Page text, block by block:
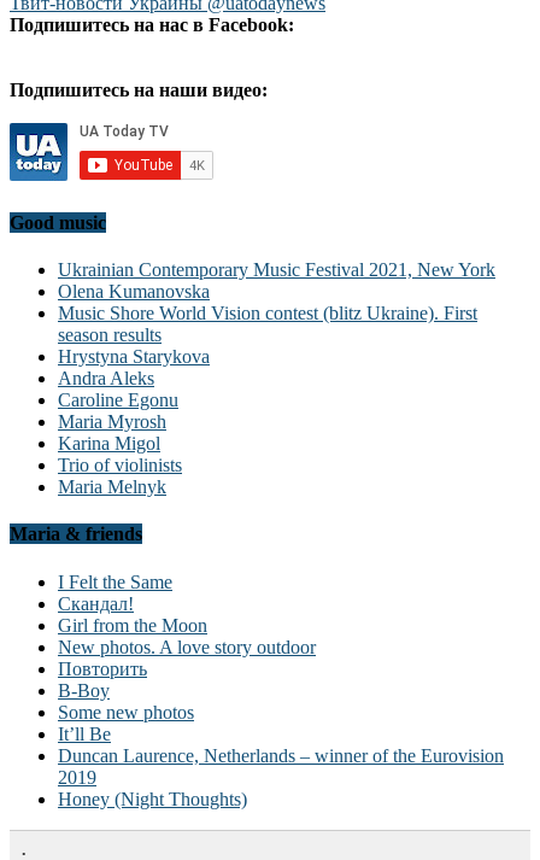
Подпишитесь на нас в Facebook:
Подпишитесь на наши видео:
Good music
Ukrainian Contemporary Music Festival 2021, New York
Olena Kumanovska
Music Shore World Vision contest (blitz Ukraine). First
season results
Hrystyna Starykova
Andra Aleks
Caroline Egonu
Maria Myrosh
Karina Migol
Trio of violinists
Maria Melnyk
Maria & friends
I Felt the Same
Скандал!
Girl from the Moon
New photos. A love story outdoor
Повторить
B-Boy
Some new photos
It’ll Be
Duncan Laurence, Netherlands – winner of the Eurovision
2019
Honey (Night Thoughts)
.